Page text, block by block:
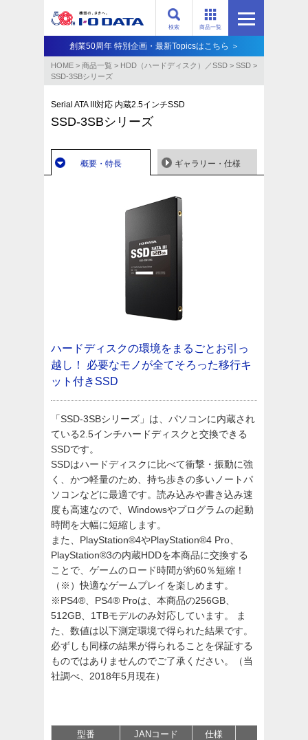
商品一覧
検索
創業50周年 特別企画・最新Topicsはこちら ＞
HOME > 商品一覧 > HDD（ハードディスク）／SSD > SSD >
SSD-3SBシリーズ
Serial ATA III対応 内蔵2.5インチSSD
SSD-3SBシリーズ
概要・特長 ギャラリー・仕様
ハードディスクの環境をまるごとお引っ
越し！
必要なモノが全てそろった移行キ
ット付きSSD
「SSD-3SBシリーズ」は、パソコンに内蔵され
ている2.5インチハードディスクと交換できる
SSDです。
SSDはハードディスクに比べて衝撃・振動に強
く、かつ軽量のため、持ち歩きの多いノートパ
ソコンなどに最適です。読み込みや書き込み速
度も高速なので、Windowsやプログラムの起動
時間を大幅に短縮します。
また、PlayStation®4やPlayStation®4 Pro、
PlayStation®3の内蔵HDDを本商品に交換する
ことで、ゲームのロード時間が約60％短縮！
（※）快適なゲームプレイを楽しめます。
※PS4®、PS4® Proは、本商品の256GB、
512GB、1TBモデルのみ対応しています。 ま
た、数値は以下測定環境で得られた結果です。
必ずしも同様の結果が得られることを保証する
ものではありませんのでご了承ください。（当
社調べ、2018年5月現在）
型番 JANコード 仕様